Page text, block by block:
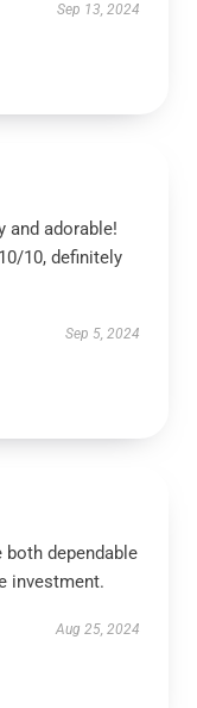
Sep 13, 2024
and adorable!
10, definitely
Sep 5, 2024
dependable
investment.
Aug 25, 2024